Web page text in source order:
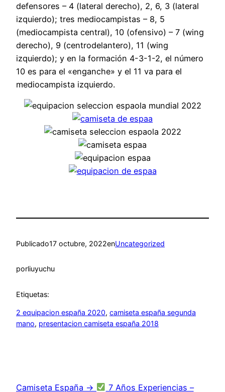
defensores – 4 (lateral derecho), 2, 6, 3 (lateral
izquierdo); tres mediocampistas – 8, 5
(mediocampista central), 10 (ofensivo) – 7 (wing
derecho), 9 (centrodelantero), 11 (wing
izquierdo); y en la formación 4-3-1-2, el número
10 es para el «enganche» y el 11 va para el
mediocampista izquierdo.
Publicado17 octubre, 2022enUncategorized
porliuyuchu
Etiquetas:
2 equipacion españa 2020, camiseta españa segunda
mano, presentacion camiseta españa 2018
Camiseta España → 7 Años Experiencias –